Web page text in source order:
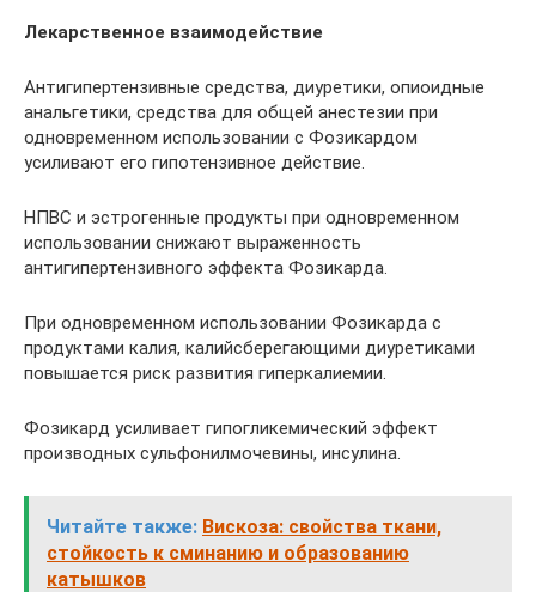
Лекарственное взаимодействие
Антигипертензивные средства, диуретики, опиоидные
анальгетики, средства для общей анестезии при
одновременном использовании с Фозикардом
усиливают его гипотензивное действие.
НПВС и эстрогенные продукты при одновременном
использовании снижают выраженность
антигипертензивного эффекта Фозикарда.
При одновременном использовании Фозикарда с
продуктами калия, калийсберегающими диуретиками
повышается риск развития гиперкалиемии.
Фозикард усиливает гипогликемический эффект
производных сульфонилмочевины, инсулина.
Читайте также: Вискоза: свойства ткани,
стойкость к сминанию и образованию
катышков